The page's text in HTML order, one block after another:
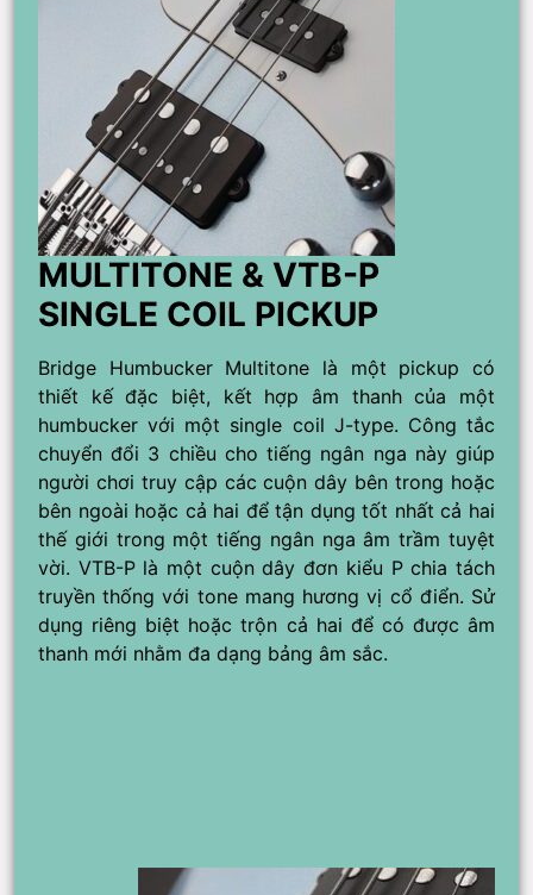
MULTITONE & VTB-P
SINGLE COIL PICKUP
Bridge Humbucker Multitone là một pickup có
thiết kế đặc biệt, kết hợp âm thanh của một
humbucker với một single coil J-type. Công tắc
chuyển đổi 3 chiều cho tiếng ngân nga này giúp
người chơi truy cập các cuộn dây bên trong hoặc
bên ngoài hoặc cả hai để tận dụng tốt nhất cả hai
thế giới trong một tiếng ngân nga âm trầm tuyệt
vời. VTB-P là một cuộn dây đơn kiểu P chia tách
truyền thống với tone mang hương vị cổ điển. Sử
dụng riêng biệt hoặc trộn cả hai để có được âm
thanh mới nhằm đa dạng bảng âm sắc.